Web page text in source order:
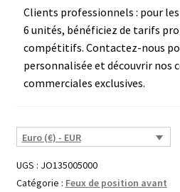
Clients professionnels : pour
6 unités, bénéficiez de tarifs
compétitifs. Contactez-nous
personnalisée et découvrir nos
commerciales exclusives.
Euro (€) - EUR
UGS : JO135005000
Catégorie : Feux de position avant